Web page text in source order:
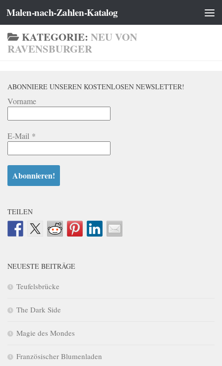
Zum Inhalt springen
Malen-nach-Zahlen-Katalog
KATEGORIE: NEU VON
RAVENSBURGER
ABONNIERE UNSEREN KOSTENLOSEN NEWSLETTER!
Vorname
E-Mail *
TEILEN
NEUESTE BEITRÄGE
Teufelsbrücke
The Dark Side
Magie des Mondes
Französischer Blumenladen